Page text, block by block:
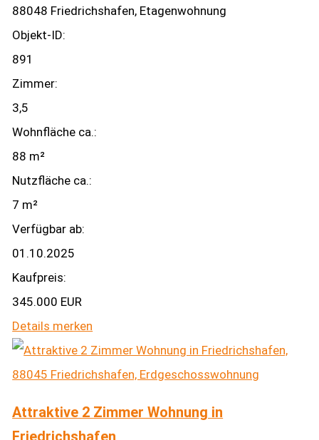
88048 Friedrichshafen, Etagenwohnung
Objekt-ID:
891
Zimmer:
3,5
Wohnfläche ca.:
88 m²
Nutzfläche ca.:
7 m²
Verfügbar ab:
01.10.2025
Kaufpreis:
345.000 EUR
Details merken
Attraktive 2 Zimmer Wohnung in
Friedrichshafen